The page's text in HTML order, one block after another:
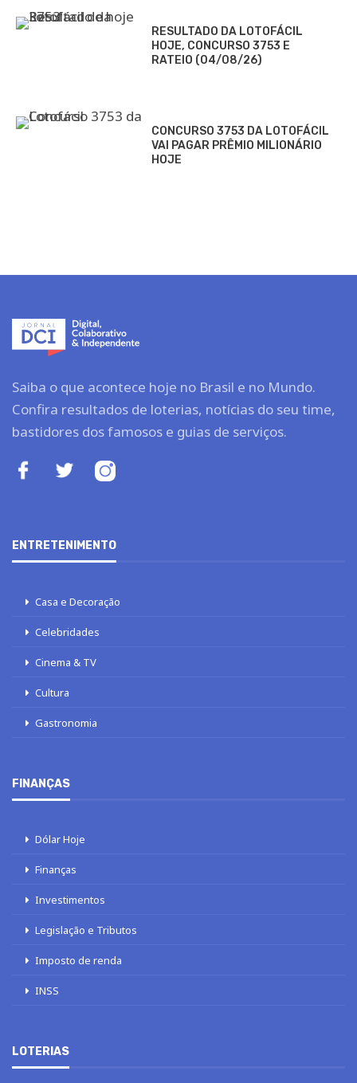
RESULTADO DA LOTOFÁCIL
HOJE, CONCURSO 3753 E
RATEIO (04/08/26)
CONCURSO 3753 DA LOTOFÁCIL
VAI PAGAR PRÊMIO MILIONÁRIO
HOJE
Saiba o que acontece hoje no Brasil e no Mundo.
Confira resultados de loterias, notícias do seu time,
bastidores dos famosos e guias de serviços.
ENTRETENIMENTO
Casa e Decoração
Celebridades
Cinema & TV
Cultura
Gastronomia
FINANÇAS
Dólar Hoje
Finanças
Investimentos
Legislação e Tributos
Imposto de renda
INSS
LOTERIAS